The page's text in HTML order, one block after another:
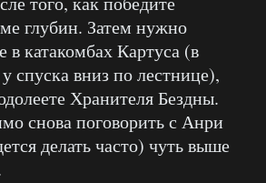
глубин. Затем нужно
в катакомбах Картуса (в
спуска вниз по лестнице),
Хранителя Бездны.
снова поговорить с Анри
делать часто) чуть выше